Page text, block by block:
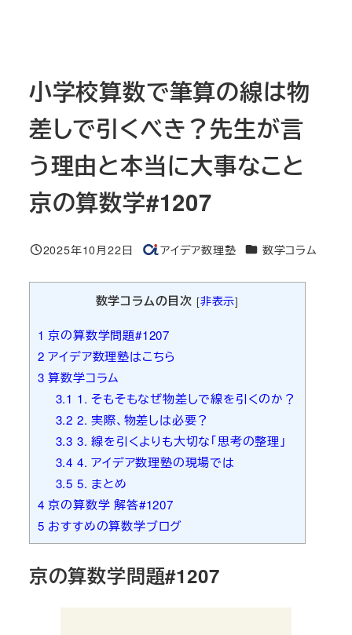
小学校算数で筆算の線は物
差しで引くべき？先生が言
う理由と本当に大事なこと
京の算数学#1207
投稿日
2025年10月22日
著
アイデア数理塾 カテゴリー
数学コラム
数学コラムの目次 [非表示]
1 京の算数学問題#1207
2 アイデア数理塾はこちら
3 算数学コラム
3.1 1. そもそもなぜ物差しで線を引くのか？
3.2 2. 実際、物差しは必要？
3.3 3. 線を引くよりも大切な「思考の整理」
3.4 4. アイデア数理塾の現場では
3.5 5. まとめ
4 京の算数学 解答#1207
5 おすすめの算数学ブログ
京の算数学問題#1207